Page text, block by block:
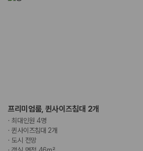
프리미엄룸, 퀸사이즈침대 2개
· 최대인원 4명
·퀸사이즈침대 2개
· 도시 전망